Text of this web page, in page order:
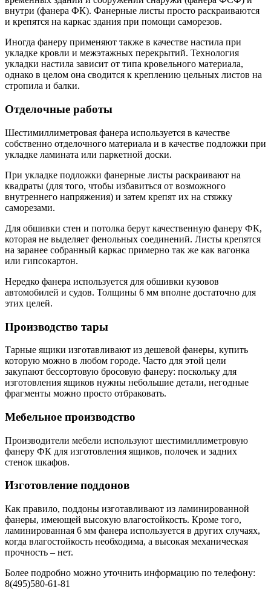
внутри (фанера ФК). Фанерные листы просто раскраиваются
и крепятся на каркас здания при помощи саморезов.
Иногда фанеру применяют также в качестве настила при
укладке кровли и межэтажных перекрытий. Технология
укладки настила зависит от типа кровельного материала,
однако в целом она сводится к креплению цельных листов на
стропила и балки.
Отделочные работы
Шестимиллиметровая фанера используется в качестве
собственно отделочного материала и в качестве подложки при
укладке ламината или паркетной доски.
При укладке подложки фанерные листы раскраивают на
квадраты (для того, чтобы избавиться от возможного
внутреннего напряжения) и затем крепят их на стяжку
саморезами.
Для обшивки стен и потолка берут качественную фанеру ФК,
которая не выделяет фенольных соединений. Листы крепятся
на заранее собранный каркас примерно так же как вагонка
или гипсокартон.
Нередко фанера используется для обшивки кузовов
автомобилей и судов. Толщины 6 мм вполне достаточно для
этих целей.
Производство тары
Тарные ящики изготавливают из дешевой фанеры, купить
которую можно в любом городе. Часто для этой цели
закупают бессортовую бросовую фанеру: поскольку для
изготовления ящиков нужны небольшие детали, негодные
фрагменты можно просто отбраковать.
Мебельное производство
Производители мебели используют шестимиллиметровую
фанеру ФК для изготовления ящиков, полочек и задних
стенок шкафов.
Изготовление поддонов
Как правило, поддоны изготавливают из ламинированной
фанеры, имеющей высокую влагостойкость. Кроме того,
ламинированная 6 мм фанера используется в других случаях,
когда влагостойкость необходима, а высокая механическая
прочность – нет.
Более подробно можно уточнить информацию по телефону:
8(495)580-61-81